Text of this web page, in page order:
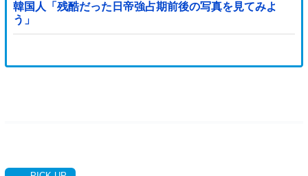
韓国人「残酷だった日帝強占期前後の写真を見てみよ
う」